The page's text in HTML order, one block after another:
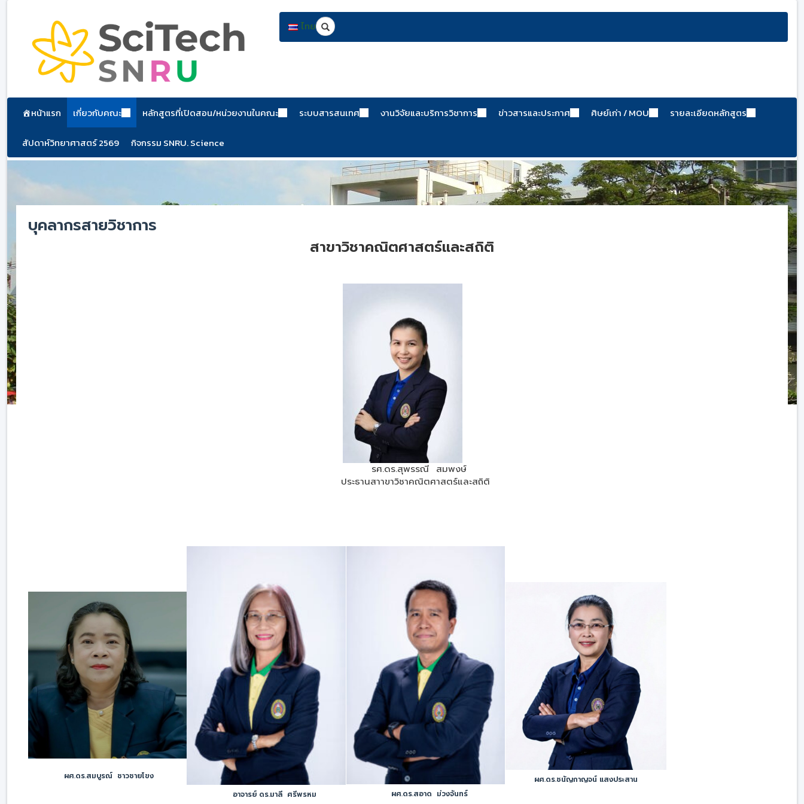
เนื้อหา
ไทยSearch
หน้าแรก เกี่ยวกับคณะ หลักสูตรที่เปิดสอน/หน่วยงานในคณะ ระบบสารสนเทศ งานวิจัยและบริการวิชาการ ข่าวสารและประกาศ ศิษย์เก่า / MOU รายละเอียดหลักสูตร
สัปดาห์วิทยาศาสตร์ 2569 กิจกรรม SNRU. Science
บุคลากรสายวิชาการ
สาขาวิชาคณิตศาสตร์และสถิติ
รศ.ดร.สุพรรณี สมพงษ์ป
ประธานสาาขาวิชาคณิตศาสตร์และสถิติ
ผศ.ดร.สมบูรณ์ ชาวชายโขง
อาจารย์ ดร.มาลี ศรีพรหม
ผศ.ดร.สอาด ม่วงจันทร์
ผศ.ดร.ชนัญกาญจน์ แสงประสาน